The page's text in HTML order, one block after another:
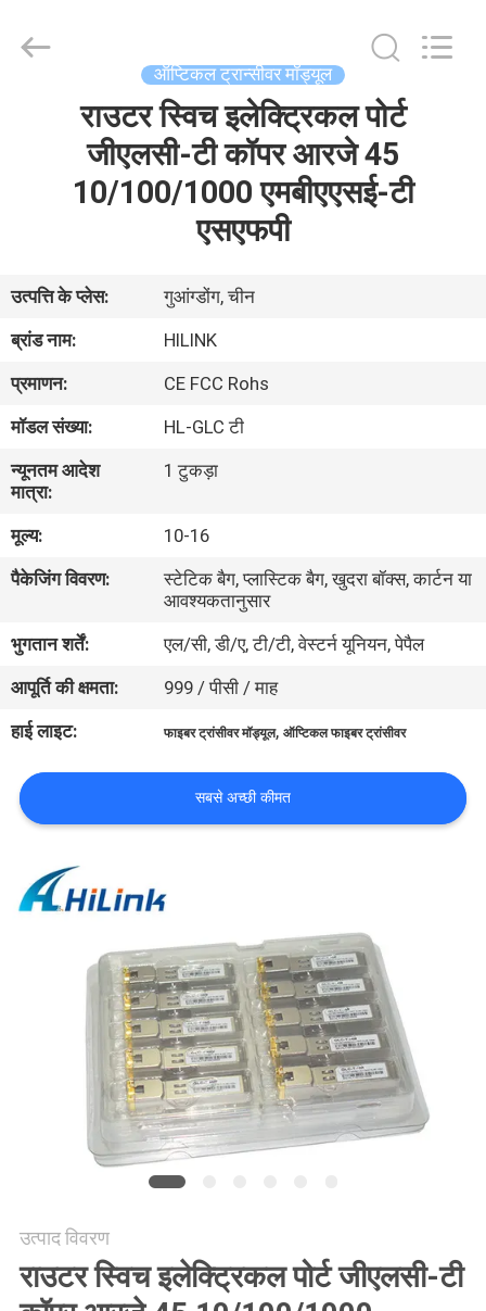
बारे
में
कारखाने
का
दौरा
गुणवत्ता
नियंत्रण
हमसे
संपर्क
करें
समाचार
मामले
गोपनीयता
Technology
Co.,Ltd..
ऑप्टिकल ट्रान्सीवर मॉड्यूल
राउटर स्विच इलेक्ट्रिकल पोर्ट
जीएलसी-टी कॉपर आरजे 45
10/100/1000 एमबीएएसई-टी
एसएफपी
उत्पत्ति के प्लेस:
गुआंग्डोंग, चीन
ब्रांड नाम:
HILINK
प्रमाणन:
CE FCC Rohs
मॉडल संख्या:
HL-GLC टी
न्यूनतम आदेश
मात्रा:
1 टुकड़ा
मूल्य:
10-16
पैकेजिंग विवरण:
स्टेटिक बैग, प्लास्टिक बैग, खुदरा बॉक्स, कार्टन या
आवश्यकतानुसार
भुगतान शर्तें:
एल/सी, डी/ए, टी/टी, वेस्टर्न यूनियन, पेपैल
आपूर्ति की क्षमता:
999 / पीसी / माह
हाई लाइट:
फाइबर ट्रांसीवर मॉड्यूल,ऑप्टिकल फाइबर ट्रांसीवर
सबसे अच्छी कीमत
उत्पाद विवरण
राउटर स्विच इलेक्ट्रिकल पोर्ट जीएलसी-टी